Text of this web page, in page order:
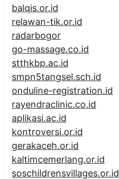
balqis.or.id
relawan-tik.or.id
radarbogor
go-massage.co.id
stthkbp.ac.id
smpn5tangsel.sch.id
onduline-registration.id
rayendraclinic.co.id
aplikasi.ac.id
kontroversi.or.id
gerakaceh.or.id
kaltimcemerlang.or.id
soschildrensvillages.or.id